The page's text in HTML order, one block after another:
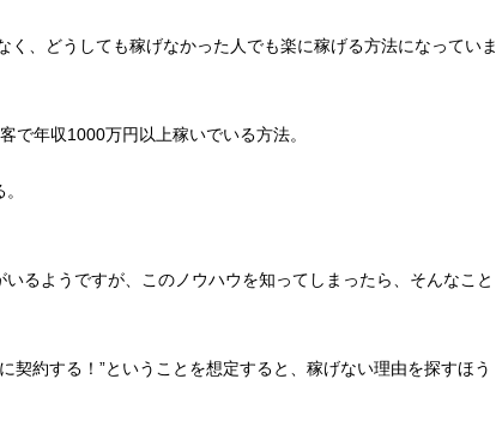
、どうしても稼げなかった人でも楽に稼げる方法になっていま
で年収1000万円以上稼いでいる方法。
るようですが、このノウハウを知ってしまったら、そんなこと
契約する！”ということを想定すると、稼げない理由を探すほう